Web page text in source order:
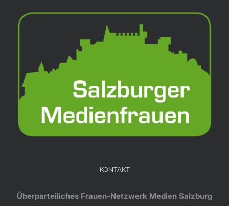
KONTAKT
Überparteiliches Frauen-Netzwerk Medien Salzburg